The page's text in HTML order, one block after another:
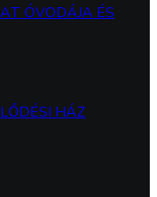
ÓVODÁJA ÉS
HÁZ